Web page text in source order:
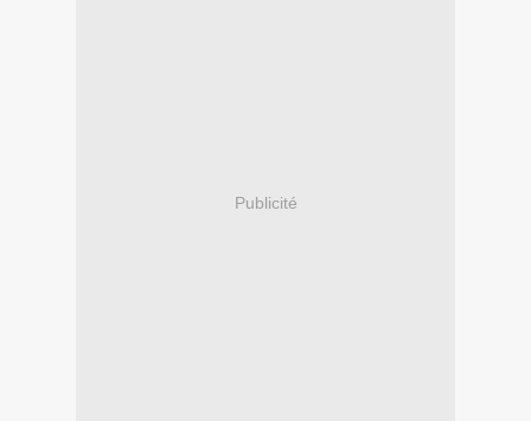
Publicité